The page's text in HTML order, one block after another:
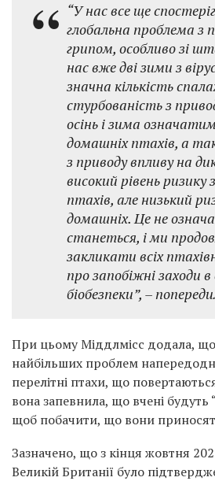
“У нас все ще
глобальна проблема
грипом, особливо зі
нас вже дві зими з
значна кількість
стурбованість з
осінь і зима
домашніх птахів, а
з приводу впливу на
високий рівень
птахів, але низький
домашніх. Це не
станеться, і ми
закликати всіх
про запобіжні заходи в
біобезпеки”, –
При цьому Міддлмісс додала,
найбільших проблем
перелітні птахи, що
вона запевнила, що вчені будуть
щоб побачити, що вони
Зазначено, що з кінця жовтня
Великій Британії було